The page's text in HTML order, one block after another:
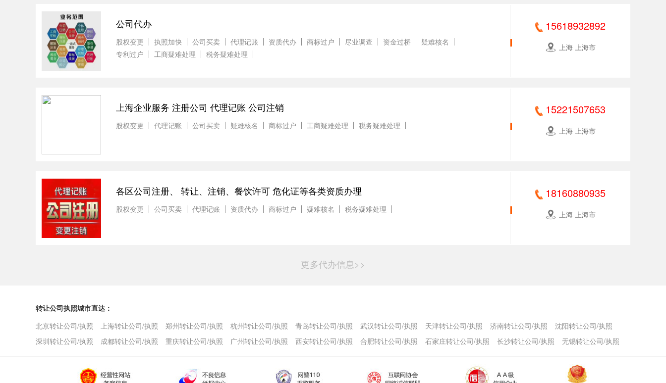
公司代办
股权变更 执照加快 公司买卖 代理记账 资质代办 商标过户 尽业调查 资金过桥
疑难核名
专利过户
工商疑难处理 税务疑难处理
15618932892
上海 上海市
上海企业服务 注册公司 代理记账 公司注销
股权变更 代理记账 公司买卖 疑难核名 商标过户 工商疑难处理 税务疑难处理
15221507653
上海 上海市
各区公司注册、 转让、注销、餐饮许可 危化证等各类资质办理
股权变更 公司买卖 代理记账 资质代办 商标过户 疑难核名 税务疑难处理
18160880935
上海 上海市
更多代办信息>>
转让公司执照城市直达：
北京转让公司/执照
上海转让公司/执照 郑州转让公司/执照 杭州转让公司/执照 青岛转让公司/执照 武汉转让公司/执照 天津转让公司/执照 济南转让公司/执照
沈阳转让公司/执照
深圳转让公司/执照
成都转让公司/执照 重庆转让公司/执照 广州转让公司/执照 西安转让公司/执照 合肥转让公司/执照 石家庄转让公司/执照 长沙转让公司/执照 无锡转让公司/执照